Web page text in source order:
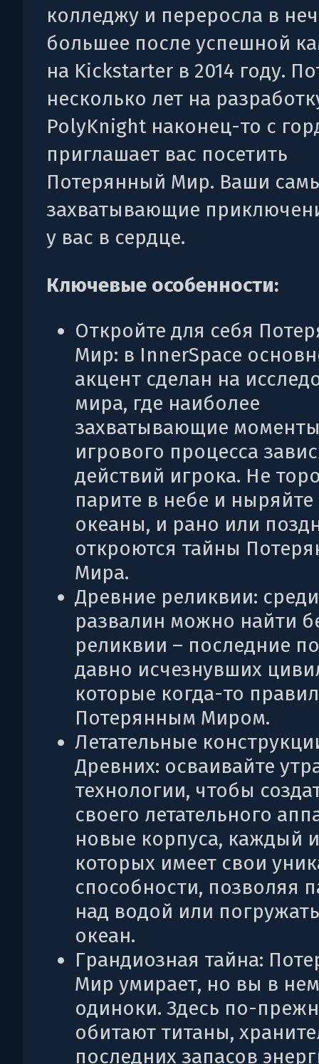
колледжу и переросла в
большее после успешной
на Kickstarter в 2014 году.
несколько лет на
PolyKnight наконец-то с
приглашает вас посетить
Потерянный Мир. Ваши
захватывающие
у вас в сердце.
Ключевые особенности:
Откройте для себя
Мир: в InnerSpace
акцент сделан на
мира, где наиболее
захватывающие
игрового процесса
действий игрока. Не
парите в небе и ныряйте
океаны, и рано или
откроются тайны
Мира.
Древние реликвии: среди
развалин можно найти
реликвии – последние
давно исчезнувших
которые когда-то
Потерянным Миром.
Летательные
Древних: осваивайте
технологии, чтобы
своего летательного
новые корпуса, каждый
которых имеет свои
способности, позволяя
над водой или
океан.
Грандиозная тайна:
Мир умирает, но вы в
одиноки. Здесь по-
обитают титаны,
последних запасов